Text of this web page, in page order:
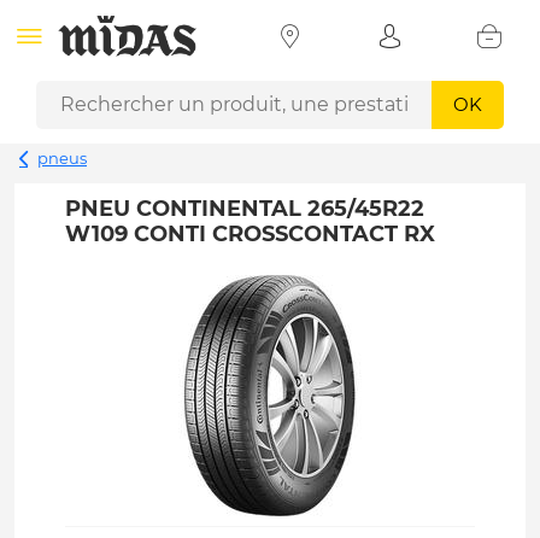
OK
pneus
PNEU CONTINENTAL 265/45R22
W109 CONTI CROSSCONTACT RX